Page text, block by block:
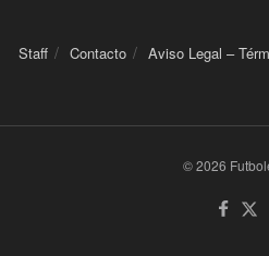
Staff Contacto Aviso Legal –
© 2026